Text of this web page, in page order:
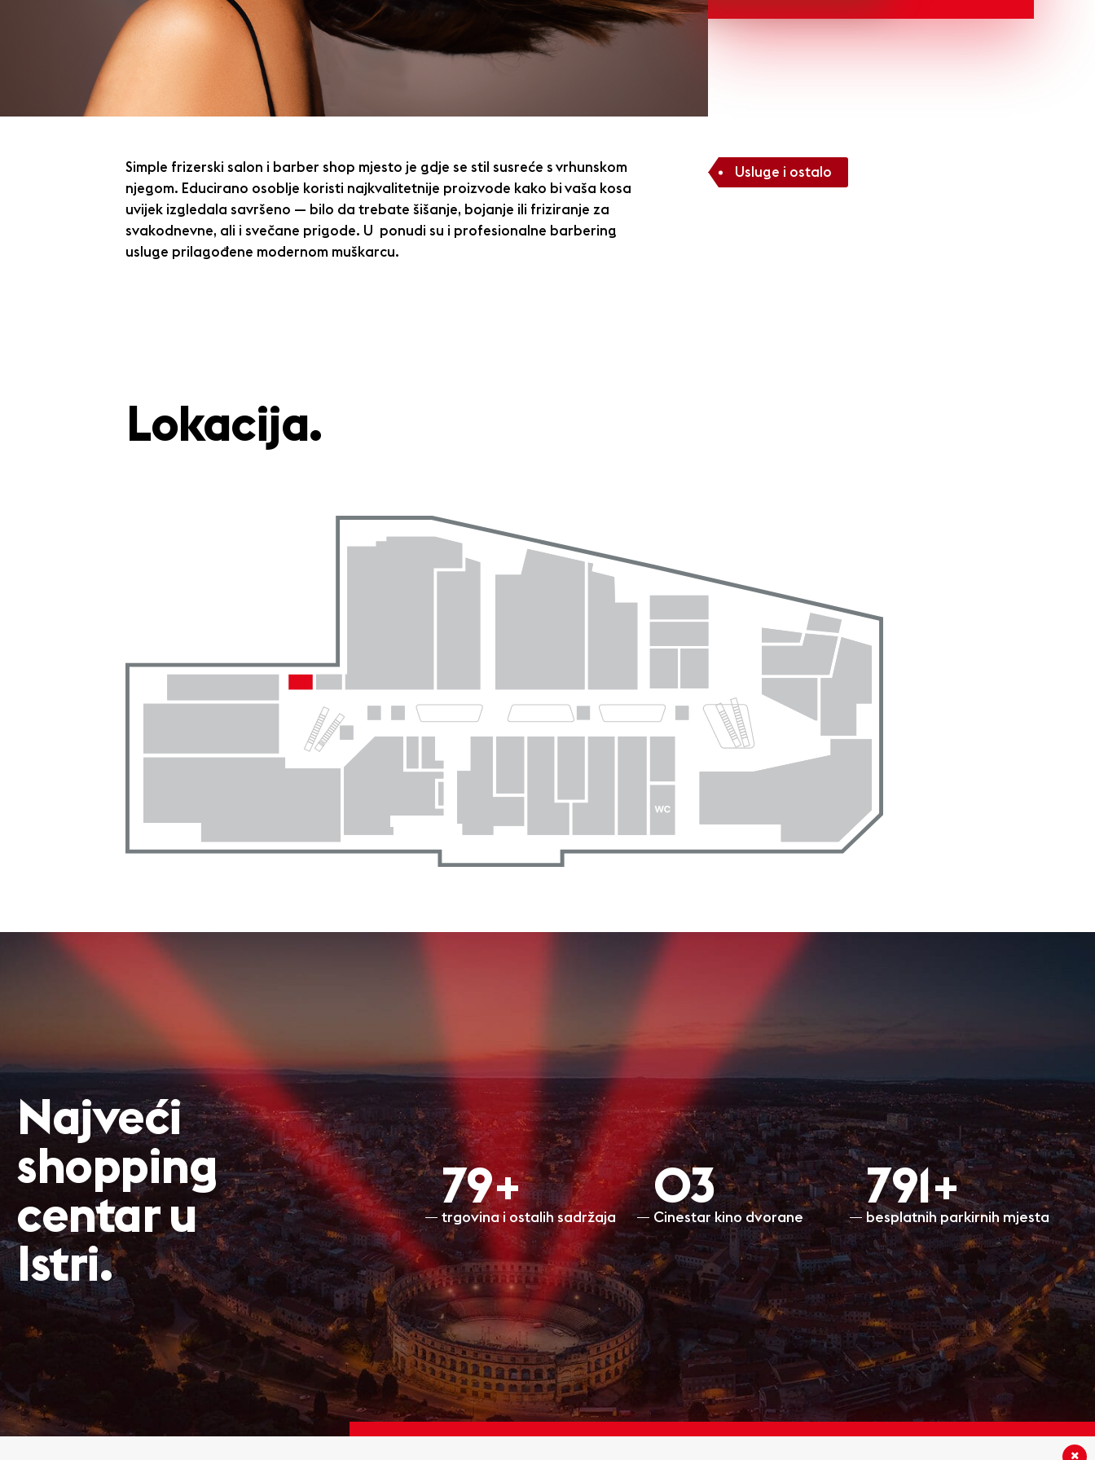
Simple frizerski salon i barber shop mjesto je gdje se stil susreće s vrhunskom
njegom. Educirano osoblje koristi najkvalitetnije proizvode kako bi vaša kosa
uvijek izgledala savršeno — bilo da trebate šišanje, bojanje ili friziranje za
svakodnevne, ali i svečane prigode. U ponudi su i profesionalne barbering
usluge prilagođene modernom muškarcu.
Usluge i ostalo
Lokacija.
Najveći
shopping
centar u
Istri.
80+
trgovina i ostalih sadržaja
O3
Cinestar kino dvorane
800+
besplatnih parkirnih mjesta